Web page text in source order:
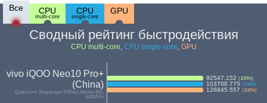
Все CPU
multi-core
CPU
single-core
GPU
Сводный рейтинг быстродействия
CPU multi-core, CPU single-core, GPU
vivo iQOO Neo10 Pro+
(China)
Qualcomm Snapdragon 8 Elite | Adreno 830,
1100MHz
92547.152 (100%)
103708.775 (100%)
126645.557 (100%)